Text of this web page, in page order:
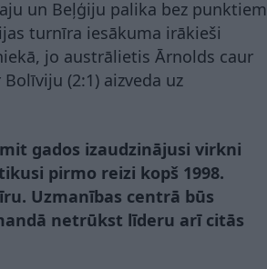
un Beļģiju palika bez punktiem
turnīra iesākuma irākieši
jo austrālietis Ārnolds caur
(2:1) aizveda uz
gados izaudzinājusi virkni
pirmo reizi kopš 1998.
Uzmanības centrā būs
netrūkst līderu arī citās